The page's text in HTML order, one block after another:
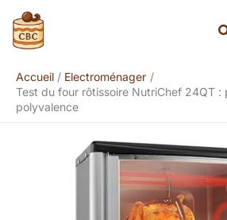
contenu
Accueil
Electroménager
Test du four rôtissoire NutriChef 24QT :
polyvalence
Rechercher